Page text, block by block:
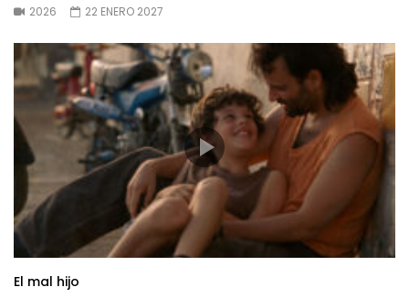
2026 22 ENERO 2027
El mal hijo